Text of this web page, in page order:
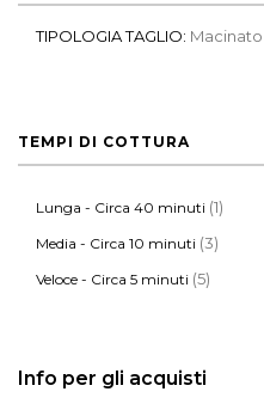
TIPOLOGIA TAGLIO: Macinato
TEMPI DI COTTURA
Lunga - Circa 40 minuti (1)
Media - Circa 10 minuti (3)
Veloce - Circa 5 minuti (5)
Info per gli acquisti